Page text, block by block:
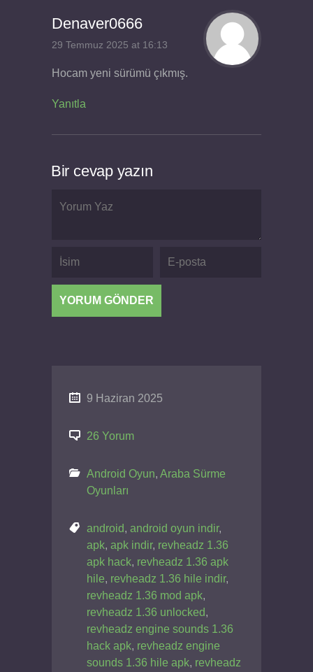
Denaver0666
29 Temmuz 2025 at 16:13
Hocam yeni sürümü çıkmış.
Yanıtla
Bir cevap yazın
9 Haziran 2025
26 Yorum
Android Oyun, Araba Sürme
Oyunları
android, android oyun indir,
apk, apk indir, revheadz 1.36
apk hack, revheadz 1.36 apk
hile, revheadz 1.36 hile indir,
revheadz 1.36 mod apk,
revheadz 1.36 unlocked,
revheadz engine sounds 1.36
hack apk, revheadz engine
sounds 1.36 hile apk, revheadz